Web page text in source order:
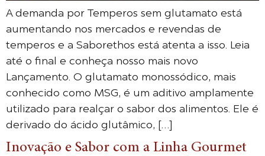
A demanda por Temperos sem glutamato está
aumentando nos mercados e revendas de
temperos e a Saborethos está atenta a isso. Leia
até o final e conheça nosso mais novo
Lançamento. O glutamato monossódico, mais
conhecido como MSG, é um aditivo amplamente
utilizado para realçar o sabor dos alimentos. Ele é
derivado do ácido glutâmico, […]
Inovação e Sabor com a Linha Gourmet